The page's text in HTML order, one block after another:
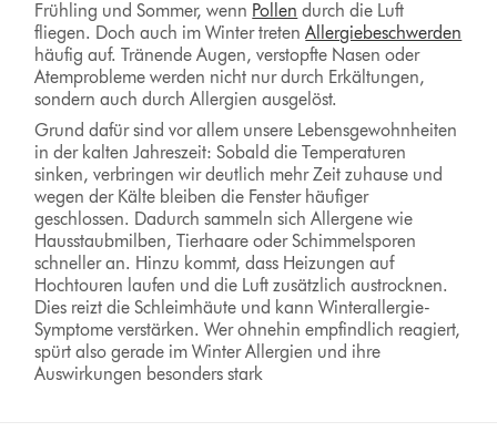
Frühling und Sommer, wenn Pollen durch die Luft
fliegen. Doch auch im Winter tretenAllergiebeschwerden
häufig auf. Tränende Augen, verstopfte Nasen oder
Atemprobleme werden nicht nur durch Erkältungen,
sondern auch durch Allergien ausgelöst.
Grund dafür sind vor allem unsere Lebensgewohnheiten
in der kalten Jahreszeit: Sobald die Temperaturen
sinken, verbringen wir deutlich mehr Zeit zuhause und
wegen der Kälte bleiben die Fenster häufiger
geschlossen. Dadurch sammeln sich Allergene wie
Hausstaubmilben, Tierhaare oder Schimmelsporen
schneller an. Hinzu kommt, dass Heizungen auf
Hochtouren laufen und die Luft zusätzlich austrocknen.
Dies reizt die Schleimhäute und kann Winterallergie-
Symptome verstärken. Wer ohnehin empfindlich reagiert,
spürt also gerade im Winter Allergien und ihre
Auswirkungen besonders stark